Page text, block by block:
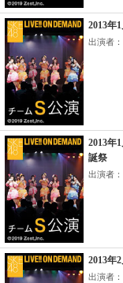
2013年
出演者
2013年
誕祭
出演者
2013年
出演者